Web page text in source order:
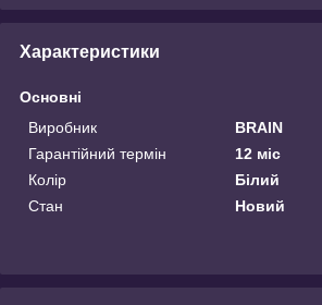
Характеристики
Основні
Виробник
BRAIN
Гарантійний термін
12 міс
Колір
Білий
Стан
Новий